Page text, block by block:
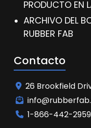
PRODUCTO EN
ARCHIVO DEL
RUBBER FAB
Contacto
26 Brookfield
1-866-442-2959